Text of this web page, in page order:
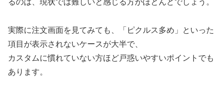
るのは、現状では難しいと感じる方がほとんどでしょう。
実際に注文画面を見てみても、「ピクルス多め」といった
項目が表示されないケースが大半で、
カスタムに慣れていない方ほど戸惑いやすいポイントでも
あります。